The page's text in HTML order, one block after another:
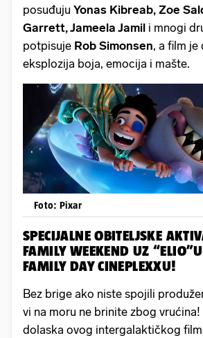
posuđuju Yonas Kibreab, Zoe
Garrett, Jameela Jamil i mnogi
potpisuje Rob Simonsen, a film je
eksplozija boja, emocija i mašte.
Foto: Pixar
SPECIJALNE OBITELJSKE
FAMILY WEEKEND UZ
FAMILY DAY CINEPLEXXU!
Bez brige ako niste spojili
vi na moru ne brinite zbog
dolaska ovog intergalaktičkog